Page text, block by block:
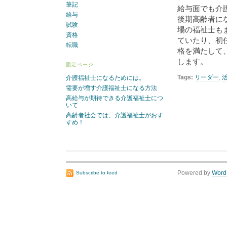
給与面でも介
後期高齢者に
場の福祉士も
ていたり、初
格を満たして
します。
Tags: リーダー,
筆記
給与
試験
資格
転職
固定ページ
介護福祉士になるためには。
需要が増す介護福祉士になる方法
高給与が期待できる介護福祉士につ
いて
高齢者社会では、介護福祉士がおす
すめ！
Subscribe to feed Powered by